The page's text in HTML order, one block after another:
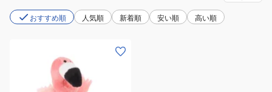
おすすめ順 人気順 新着順 安い順 高い順